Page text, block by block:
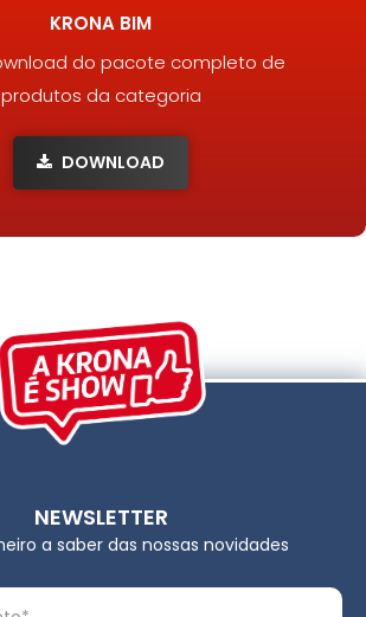
KRONA BIM
do pacote completo de
produtos da categoria
DOWNLOAD
NEWSLETTER
a saber das nossas novidades